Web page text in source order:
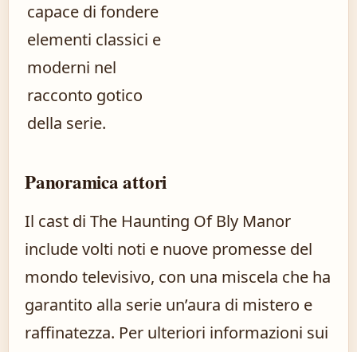
capace di fondere
elementi classici e
moderni nel
racconto gotico
della serie.
Panoramica attori
Il cast di The Haunting Of Bly Manor
include volti noti e nuove promesse del
mondo televisivo, con una miscela che ha
garantito alla serie un’aura di mistero e
raffinatezza. Per ulteriori informazioni sui